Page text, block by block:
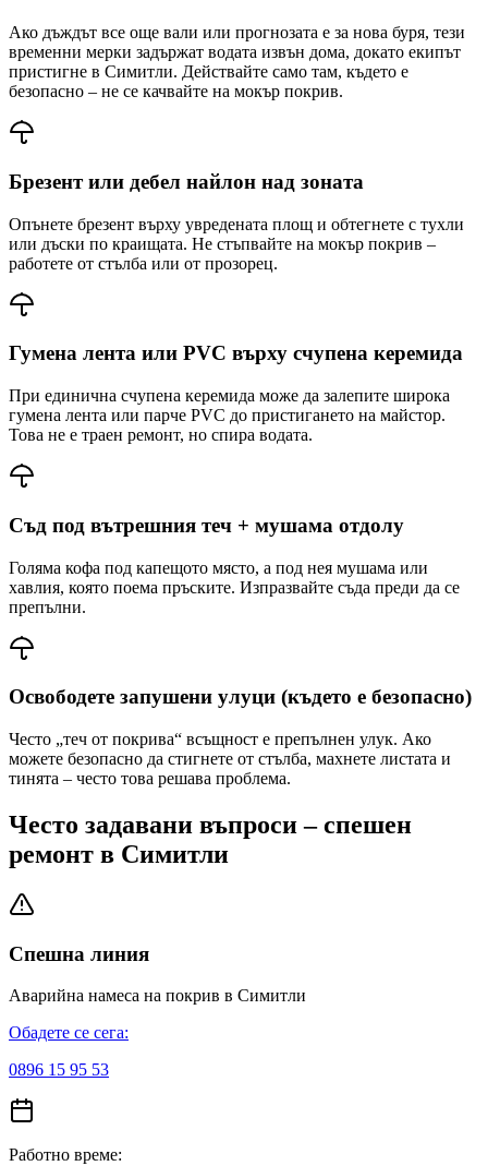
Ако дъждът все още вали или прогнозата е за нова буря, тези
временни мерки задържат водата извън дома, докато екипът
пристигне в Симитли. Действайте само там, където е
безопасно – не се качвайте на мокър покрив.
Брезент или дебел найлон над зоната
Опънете брезент върху увредената площ и обтегнете с тухли
или дъски по краищата. Не стъпвайте на мокър покрив –
работете от стълба или от прозорец.
Гумена лента или PVC върху счупена керемида
При единична счупена керемида може да залепите широка
гумена лента или парче PVC до пристигането на майстор.
Това не е траен ремонт, но спира водата.
Съд под вътрешния теч + мушама отдолу
Голяма кофа под капещото място, а под нея мушама или
хавлия, която поема пръските. Изпразвайте съда преди да се
препълни.
Освободете запушени улуци (където е безопасно)
Често „теч от покрива“ всъщност е препълнен улук. Ако
можете безопасно да стигнете от стълба, махнете листата и
тинята – често това решава проблема.
Често задавани въпроси – спешен
ремонт в Симитли
Спешна линия
Аварийна намеса на покрив в Симитли
Обадете се сега:
0896 15 95 53
Работно време: